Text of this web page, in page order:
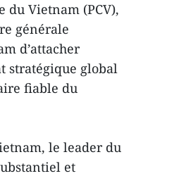
du Vietnam (PCV),
générale
d’attacher
stratégique global
fiable du
le leader du
et